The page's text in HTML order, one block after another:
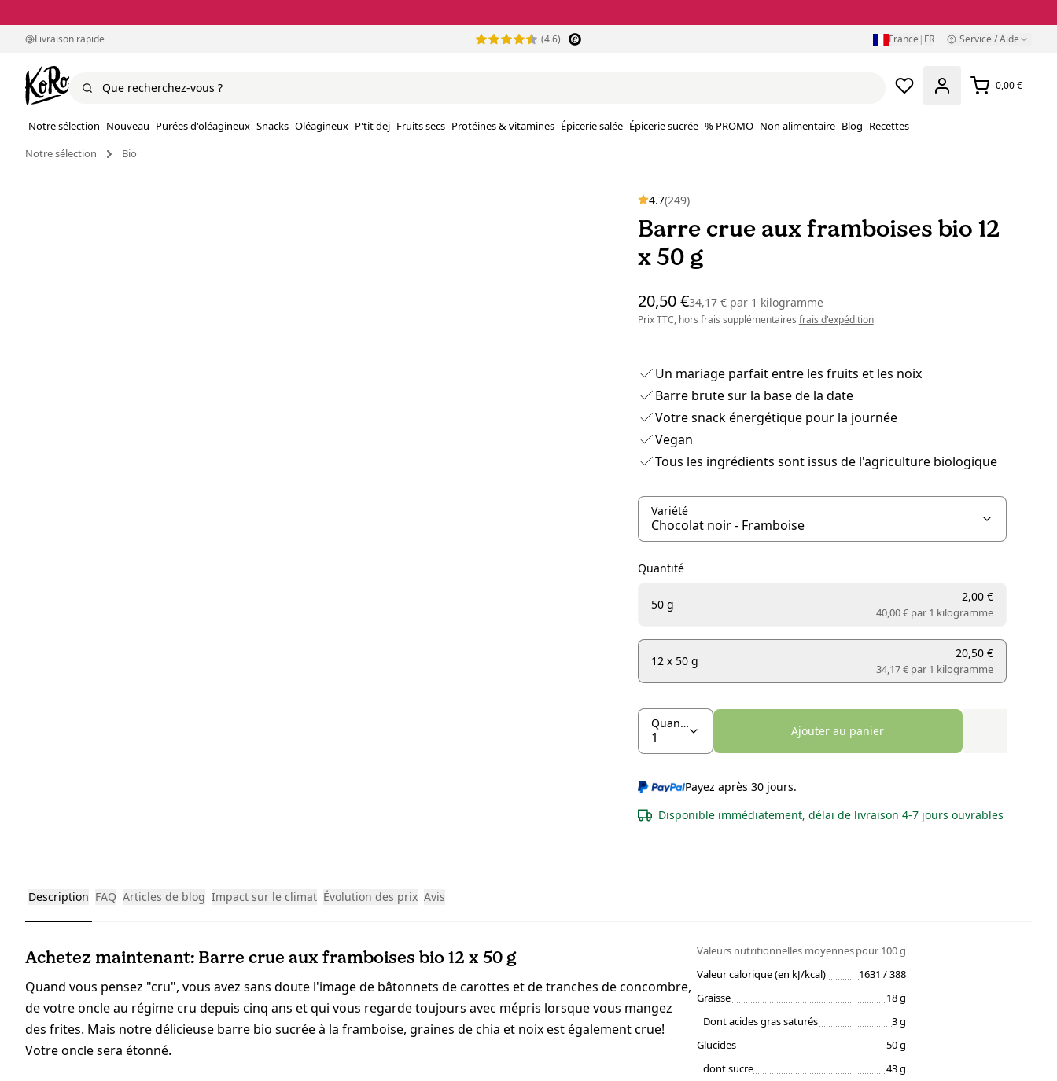
Livraison rapide (4.6) France | FR Service / Aide
0,00 €
Notre sélection Nouveau Purées d'oléagineux Snacks Oléagineux P'tit dej Fruits secs Protéines & vitamines Épicerie salée Épicerie sucrée % PROMO Non alimentaire Blog Recettes
Notre sélection
Bio
4.7(249)
Barre crue aux framboises bio 12
x 50 g
20,50 €34,17 € par1 kilogramme
Prix TTC, hors frais supplémentaires frais d'expédition
Un mariage parfait entre les fruits et les noix
Barre brute sur la base de la date
Votre snack énergétique pour la journée
Vegan
Tous les ingrédients sont issus de l'agriculture biologique
Variété
Quantité
50 g
2,00 €
40,00 € par1 kilogramme
12 x 50 g
20,50 €
34,17 € par1 kilogramme
Quantité
Ajouter au panier
Payez après 30 jours.
Disponible immédiatement, délai de livraison 4-7 jours ouvrables
Description FAQ Articles de blog Impact sur le climat Évolution des prix Avis
Achetez maintenant: Barre crue aux framboises bio 12 x 50 g
Quand vous pensez "cru", vous avez sans doute l'image de bâtonnets de carottes et de tranches de concombre,
de votre oncle au régime cru depuis cinq ans et qui vous regarde toujours avec mépris lorsque vous mangez
des frites. Mais notre délicieuse barre bio sucrée à la framboise, graines de chia et noix est également crue!
Votre oncle sera étonné.
Valeurs nutritionnelles moyennespour 100 g
Valeur calorique (en kJ/kcal)
1631 / 388
Graisse
18 g
Dont acides gras saturés
3 g
Glucides
50 g
dont sucre
43 g